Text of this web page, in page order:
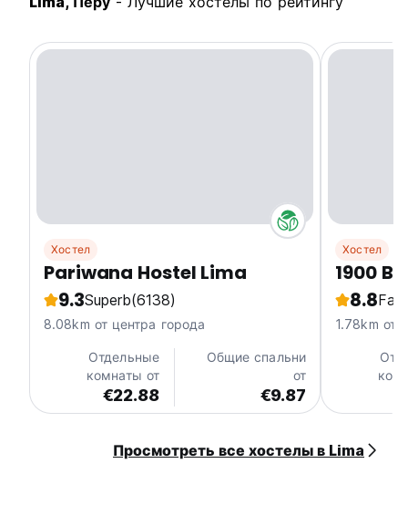
Хостел
Pariwana Hostel Lima
9.3Superb(6138)
8.08km от центра города
Отдельные
комнаты от
€22.88
Общие спальни
от
€9.87
Хостел
1900
8.8
1.78km от
Просмотреть все хостелы в Lima